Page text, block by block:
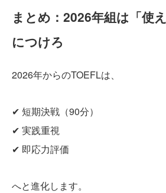
まとめ：2026年組は「使
につけろ
2026年からのTOEFLは、
✔ 短期決戦（90分）
✔ 実践重視
✔ 即応力評価
へと進化します。